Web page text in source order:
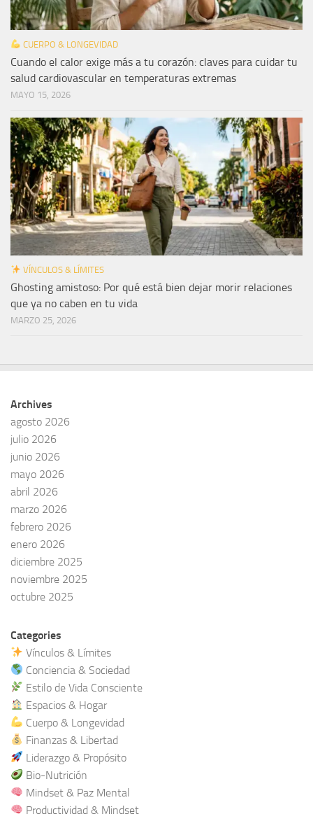
CUERPO & LONGEVIDAD
Cuando el calor exige más a tu corazón: claves para cuidar tu
salud cardiovascular en temperaturas extremas
MAYO 15, 2026
VÍNCULOS & LÍMITES
Ghosting amistoso: Por qué está bien dejar morir relaciones
que ya no caben en tu vida
MARZO 25, 2026
Archives
agosto 2026
julio 2026
junio 2026
mayo 2026
abril 2026
marzo 2026
febrero 2026
enero 2026
diciembre 2025
noviembre 2025
octubre 2025
Categories
Vínculos & Límites
Conciencia & Sociedad
Estilo de Vida Consciente
Espacios & Hogar
Cuerpo & Longevidad
Finanzas & Libertad
Liderazgo & Propósito
Bio-Nutrición
Mindset & Paz Mental
Productividad & Mindset